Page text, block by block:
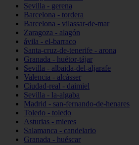
Sevilla - gerena
Barcelona - tordera
Barcelona - vilassar-de-mar
Zaragoza - alagón
ávila - el-barraco
Santa-cruz-de-tenerife - arona
Granada - huétor-tájar
Sevilla - albaida-del-aljarafe
Valencia - alcàsser
Ciudad-real - daimiel
Sevilla - la-algaba
Madrid - san-fernando-de-henares
Toledo - toledo
Asturias - mieres
Salamanca - candelario
Granada - huéscar